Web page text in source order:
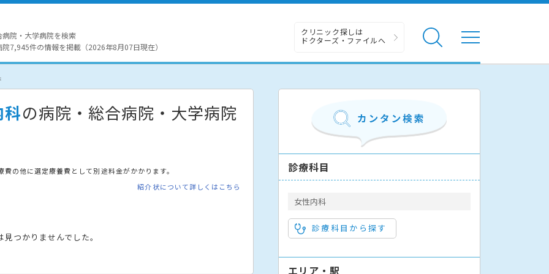
院・大学病院を検索
7,945件の情報を掲載（2026年8月07日現在）
クリニック探しは
ドクターズ・ファイルへ
の病院・総合病院・大学病院
の他に選定療養費として別途料金がかかります。
紹介状について詳しくはこちら
つかりませんでした。
診療科目
女性内科
診療科目から探す
エリア・駅